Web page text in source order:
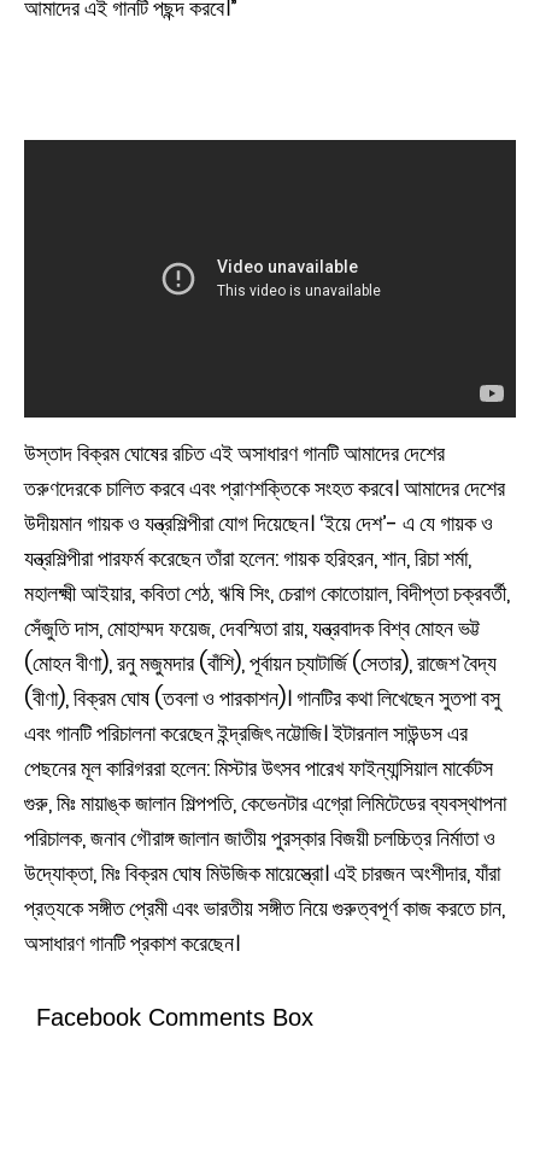
আমাদের এই গানটি পছন্দ করবে।”
উস্তাদ বিক্রম ঘোষের রচিত এই অসাধারণ গানটি আমাদের দেশের
তরুণদেরকে চালিত করবে এবং প্রাণশক্তিকে সংহত করবে। আমাদের দেশের
উদীয়মান গায়ক ও যন্ত্রশিল্পীরা যোগ দিয়েছেন। ‘ইয়ে দেশ’- এ যে গায়ক ও
যন্ত্রশিল্পীরা পারফর্ম করেছেন তাঁরা হলেন: গায়ক হরিহরন, শান, রিচা শর্মা,
মহালক্ষ্মী আইয়ার, কবিতা শেঠ, ঋষি সিং, চেরাগ কোতোয়াল, বিদীপ্তা চক্রবর্তী,
সেঁজুতি দাস, মোহাম্মদ ফয়েজ, দেবস্মিতা রায়, যন্ত্রবাদক বিশ্ব মোহন ভট্ট
(মোহন বীণা), রনু মজুমদার (বাঁশি), পূর্বায়ন চ্যাটার্জি (সেতার), রাজেশ বৈদ্য
(বীণা), বিক্রম ঘোষ (তবলা ও পারকাশন)। গানটির কথা লিখেছেন সুতপা বসু
এবং গানটি পরিচালনা করেছেন ইন্দ্রজিৎ নট্টোজি। ইটারনাল সাউন্ডস এর
পেছনের মূল কারিগররা হলেন: মিস্টার উৎসব পারেখ ফাইন্যান্সিয়াল মার্কেটস
গুরু, মিঃ মায়াঙ্ক জালান শিল্পপতি, কেভেনটার এগ্রো লিমিটেডের ব্যবস্থাপনা
পরিচালক, জনাব গৌরাঙ্গ জালান জাতীয় পুরস্কার বিজয়ী চলচ্চিত্র নির্মাতা ও
উদ্যোক্তা, মিঃ বিক্রম ঘোষ মিউজিক মায়েস্ত্রো। এই চারজন অংশীদার, যাঁরা
প্রত্যকে সঙ্গীত প্রেমী এবং ভারতীয় সঙ্গীত নিয়ে গুরুত্বপূর্ণ কাজ করতে চান,
অসাধারণ গানটি প্রকাশ করেছেন।
Facebook Comments Box